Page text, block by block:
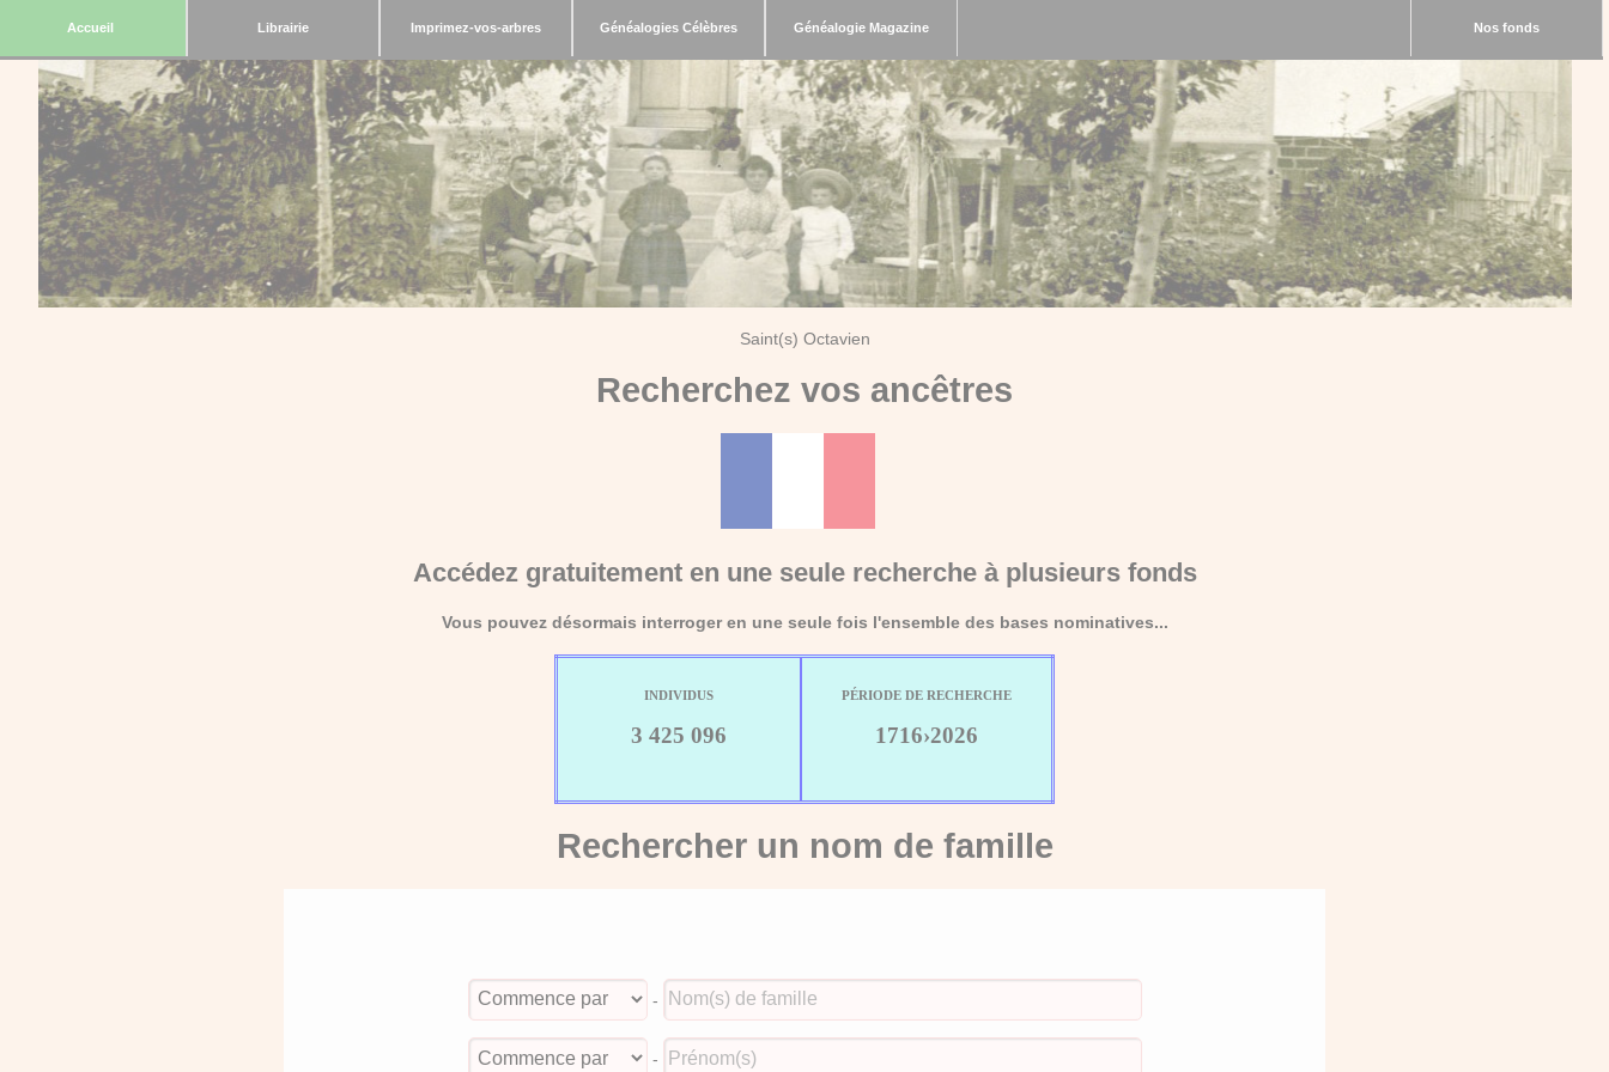
Accueil Librairie Imprimez-vos-arbres Généalogies Célèbres Généalogie Magazine Nos fonds
Saint(s) Octavien
Recherchez vos ancêtres
Accédez gratuitement en une seule recherche à plusieurs fonds
Vous pouvez désormais interroger en une seule fois l'ensemble des bases nominatives...
INDIVIDUS
3 425 096
PÉRIODE DE RECHERCHE
1716›2026
Rechercher un nom de famille
-
-